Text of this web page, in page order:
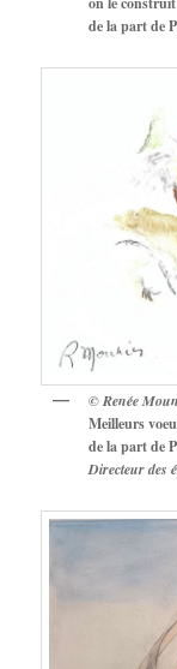
de la part de
© Renée
Meilleurs
de la part de
Directeur des